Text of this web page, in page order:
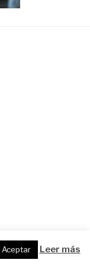
Aceptar Leer más